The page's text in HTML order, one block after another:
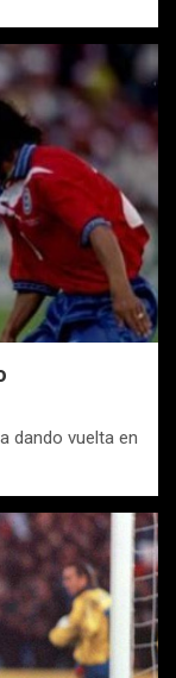
dando vuelta en